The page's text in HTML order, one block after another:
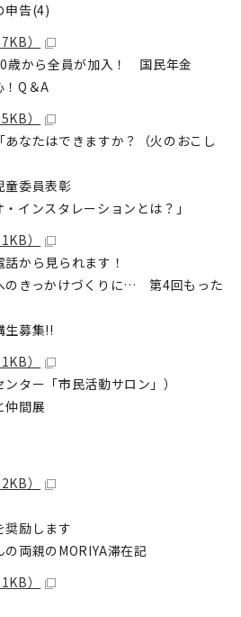
申告(4)
）
から全員が加入！ 国民年金
Q＆A
）
なたはできますか？（火のおこし
童委員表彰
インスタレーションとは？」
）
から見られます！
のきっかけづくりに… 第4回もった
募集!!
）
ンター「市民活動サロン」）
間展
）
奨励します
両親のMORIYA滞在記
）